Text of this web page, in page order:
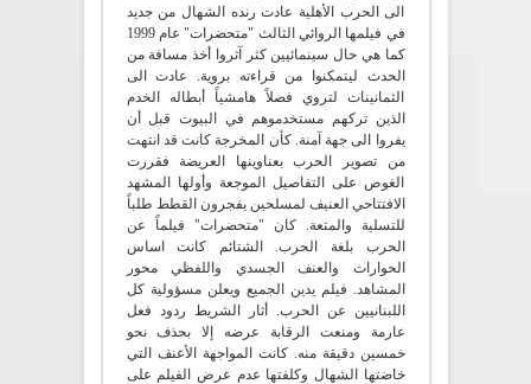
الى الحرب الأهلية عادت رنده الشهال من جديد
في فيلمها الروائي الثالث "متحضرات" عام 1999
كما هي حال سينمائيين كثر آثروا أخذ مسافة من
الحدث ليتمكنوا من قراءته بروية. عادت الى
الثمانينات لتروي فصلاً هامشياً أبطاله الخدم
الذين تركهم مستخدموهم في البيوت قبل أن
يفروا الى جهة آمنة. كأن المخرجة كانت قد انتهت
من تصوير الحرب بعناوينها العريضة فقررت
الغوص على التفاصيل الموجعة وأولها المشهد
الافتتاحي العنيف لمسلحين يفجرون القطط طلباً
للتسلية والمتعة. كان "متحضرات" فيلماً عن
الحرب بلغة الحرب. الشتائم كانت اساس
الحوارات والعنف الجسدي واللفظي محور
المشاهد. فيلم يدين الجميع ويعلن مسؤولية كل
اللبنانيين عن الحرب. أثار الشريط ردود فعل
عارمة ومنعت الرقابة عرضه إلا بحذف نحو
خمسين دقيقة منه. كانت المواجهة الأعنف التي
خاضتها الشهال وكلفتها عدم عرض الفيلم على